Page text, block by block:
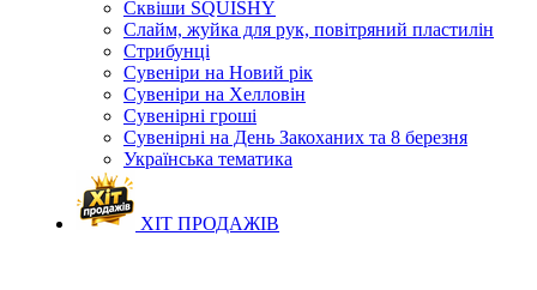
Сквіши SQUISHY
Слайм, жуйка для рук, повітряний пластилін
Стрибунці
Сувеніри на Новий рік
Сувеніри на Хелловін
Сувенірні гроші
Сувенірні на День Закоханих та 8 березня
Українська тематика
ХІТ ПРОДАЖІВ